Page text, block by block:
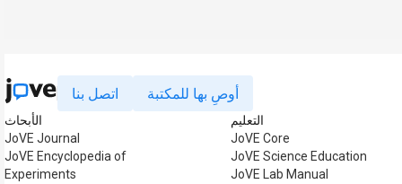
اتصل بنا أوصِ بها للمكتبة
الأبحاث
JoVE Journal
JoVE Encyclopedia of
Experiments
التعليم
JoVE Core
JoVE Science Education
JoVE Lab Manual